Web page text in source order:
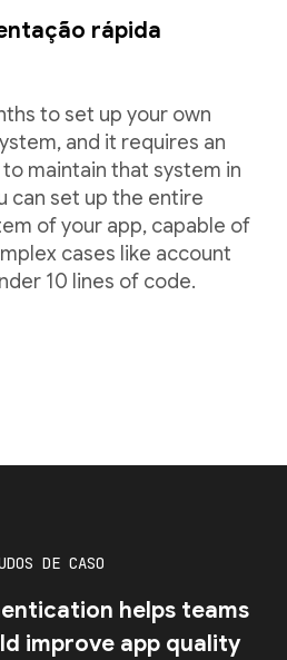
rápida
to set up your own
and it requires an
maintain that system in
can set up the entire
of your app, capable of
cases like account
10 lines of code.
DE CASO
helps teams
improve app quality